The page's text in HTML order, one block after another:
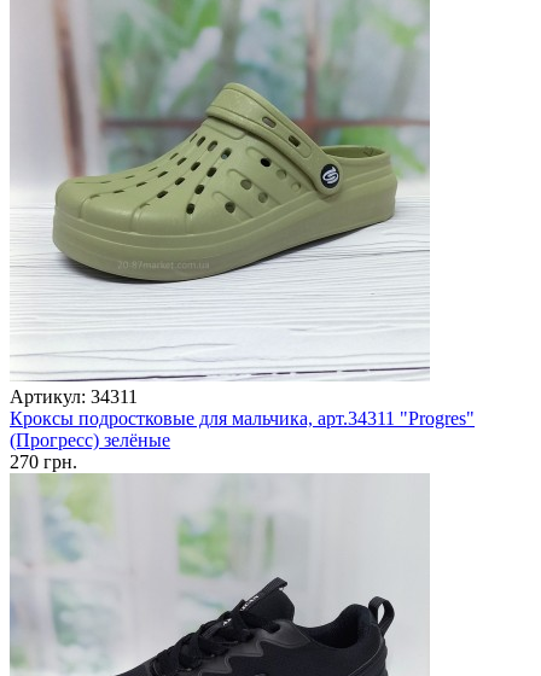
Артикул: 34311
Кроксы подростковые для мальчика, арт.34311 "Progres"
(Прогресс) зелёные
270 грн.